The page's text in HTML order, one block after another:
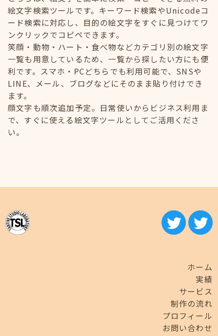
絵文字検索ツールです。キーワード検索やUnicodeコ
ード検索に対応し、目的の絵文字をすぐに見つけてワ
ンクリックでコピペできます。
笑顔・動物・ハート・食べ物などカテゴリ別の絵文字
一覧も用意しているため、一覧から探したい方にも便
利です。スマホ・PCどちらでも利用可能で、SNSや
LINE、メール、ブログなどにそのまま貼り付けでき
ます。
顔文字も順次追加予定。日常使いからビジネス利用ま
で、すぐに使える絵文字ツールとしてご活用くださ
い。
ホーム
実績
サービス
制作の流れ
プロフィール
お問い合わせ